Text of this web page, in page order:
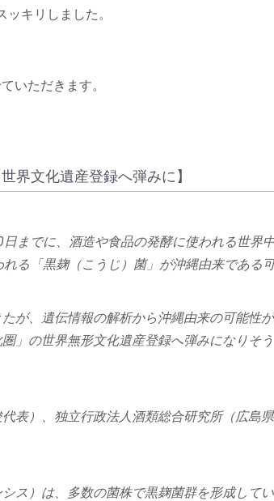
キリしました。
いただきます。
文化遺産登録へ弾みに】
までに、酒造や食品の発酵に使われる世界
る「黒麹（こうじ）菌」が沖縄由来である
が、遺伝情報の解析から沖縄由来の可能性
」の世界無形文化遺産登録へ弾みになりそう
表）、独立行政法人酒類総合研究所（広島県
ス）は、多数の菌株で黒麹菌群を形成してい